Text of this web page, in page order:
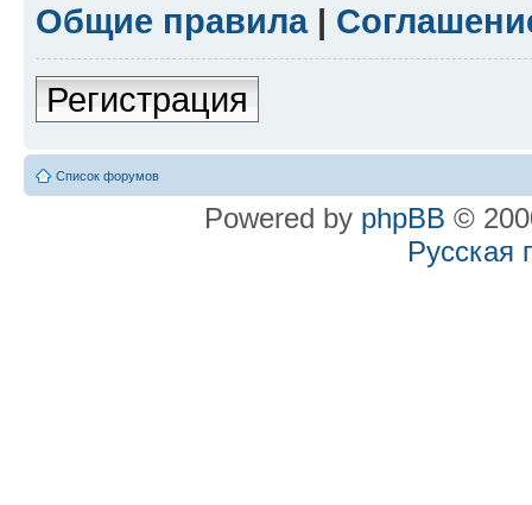
Общие правила|
Регистрация
Список форумов
Powered by phpBB ©
Русская